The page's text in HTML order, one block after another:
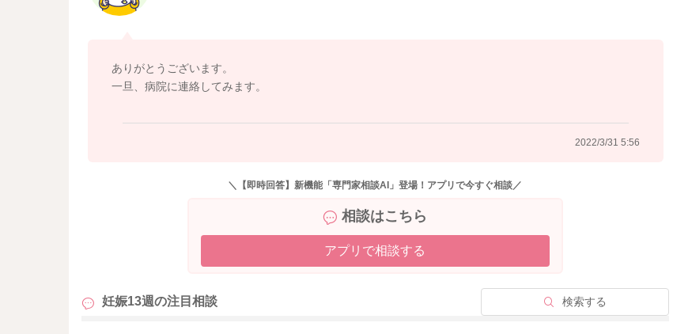
ありがとうございます。
一旦、病院に連絡してみます。
2022/3/31 5:56
＼【即時回答】新機能「専門家相談AI」登場！アプリで今すぐ相談／
相談はこちら
アプリで相談する
妊娠13週の注目相談 検索する